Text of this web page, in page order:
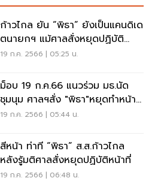
ก้าวไกล ยัน “พิธา” ยังเป็นแคนดิเด
ตนายกฯ แม้ศาลสั่งหยุดปฏิบัติ
หน้าที่
19 ก.ค. 2566 | 05:25 น.
ม็อบ 19 ก.ค.66 แนวร่วม มธ.นัด
ชุมนุม ศาลฯสั่ง "พิธา"หยุดทำหน้าที่
ส.ส.
19 ก.ค. 2566 | 05:44 น.
สีหน้า ท่าที “พิธา” ส.ส.ก้าวไกล
หลังรู้มติศาลสั่งหยุดปฏิบัติหน้าที่
19 ก.ค. 2566 | 06:48 น.